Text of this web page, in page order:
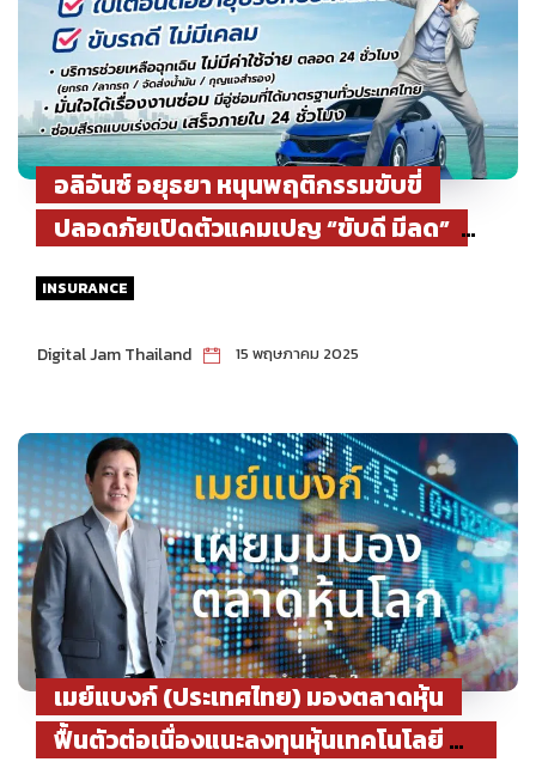
อลิอันซ์ อยุธยา หนุนพฤติกรรมขับขี่
ปลอดภัยเปิดตัวแคมเปญ “ขับดี มีลด”
มอบส่วนลดสูงสุด 5,000 บาท
INSURANCE
Digital Jam Thailand 15 พฤษภาคม 2025
เมย์แบงก์ (ประเทศไทย) มองตลาดหุ้น
ฟื้นตัวต่อเนื่องแนะลงทุนหุ้นเทคโนโลยี รับ